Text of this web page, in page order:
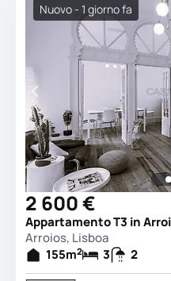
Nuovo - 1 giorno fa
2 600 €
Appartamento T3 in
Arroios, Lisboa
155m2 3 2